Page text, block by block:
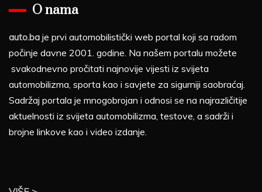
O nama
auto.ba je prvi automobilistički web portal koji sa radom
počinje davne 2001. godine. Na našem portalu možete
svakodnevno pročitati najnovije vijesti iz svijeta
automobilizma, sporta kao i savjete za sigurniji saobraćaj.
Sadržaj portala je mnogobrojan i odnosi se na najrazličitije
aktuelnosti iz svijeta automobilizma, testove, a sadrži i
brojne linkove kao i video izdanje.